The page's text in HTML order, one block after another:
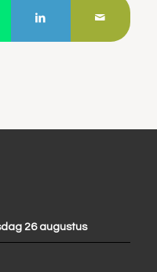
26 augustus